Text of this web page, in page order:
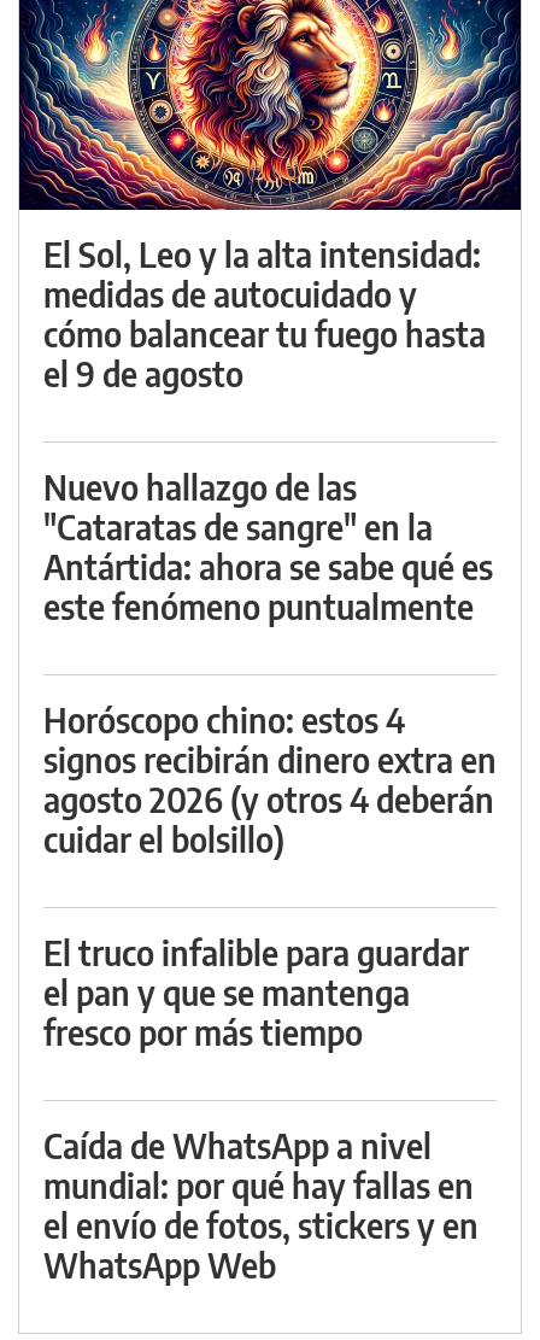
El Sol, Leo y la alta intensidad:
medidas de autocuidado y
cómo balancear tu fuego hasta
el 9 de agosto
Nuevo hallazgo de las
"Cataratas de sangre" en la
Antártida: ahora se sabe qué es
este fenómeno puntualmente
Horóscopo chino: estos 4
signos recibirán dinero extra en
agosto 2026 (y otros 4 deberán
cuidar el bolsillo)
El truco infalible para guardar
el pan y que se mantenga
fresco por más tiempo
Caída de WhatsApp a nivel
mundial: por qué hay fallas en
el envío de fotos, stickers y en
WhatsApp Web